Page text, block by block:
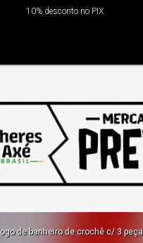
10% desconto no PIX
de banheiro de crochê c/ 3